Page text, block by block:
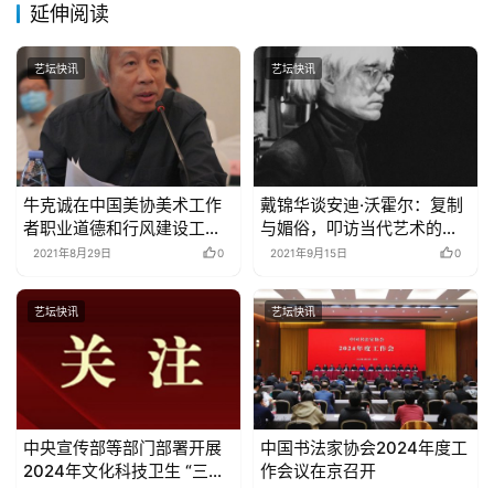
延伸阅读
艺坛快讯
牛克诚在中国美协美术工作
者职业道德和行风建设工作
座谈会上的发言
2021年8月29日 0
艺坛快讯
戴锦华谈安迪·沃霍尔：复制
与媚俗，叩访当代艺术的开
启2021年9月15日 0
艺坛快讯
中央宣传部等部门部署开展
2024年文化科技卫生 “三下
艺坛快讯
中国书法家协会2024年度工
作会议在京召开